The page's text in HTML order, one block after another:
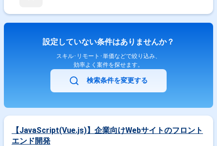
設定していない条件はありませんか？
スキル･リモート･単価などで絞り込み、
効率よく案件を探せます。
検索条件を変更する
【JavaScript(Vue.js)】企業向けWebサイトのフロント
エンド開発